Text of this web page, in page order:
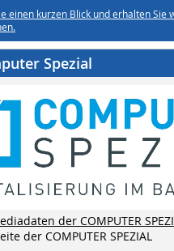
einen kurzen Blick und erhalten Sie
Spezial
der COMPUTER
der COMPUTER SPEZIAL